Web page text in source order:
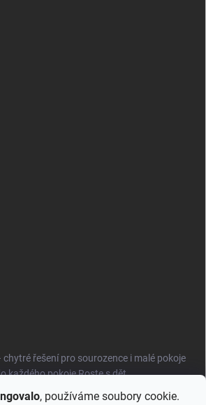
, používáme soubory cookie.
řešení pro sourozence i malé pokoje
každého pokoje Roste s dět...
– ideální řešení pro malé prostory i